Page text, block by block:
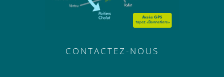
CONTACTEZ-NOUS